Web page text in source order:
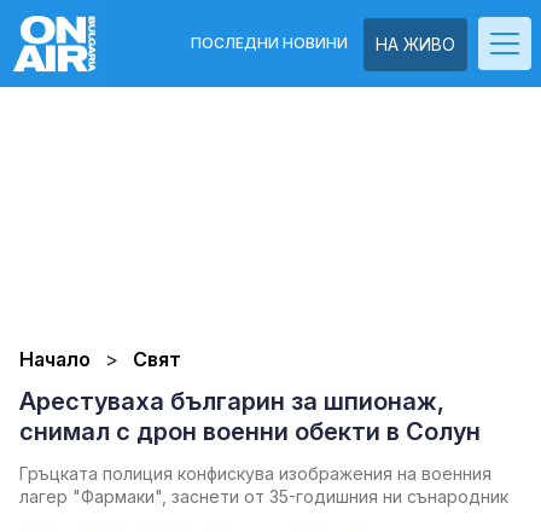
НА ЖИВО
ПОСЛЕДНИ НОВИНИ
Начало Свят
Арестуваха българин за шпионаж,
снимал с дрон военни обекти в Солун
Гръцката полиция конфискува изображения на военния
лагер "Фармаки", заснети от 35-годишния ни сънародник